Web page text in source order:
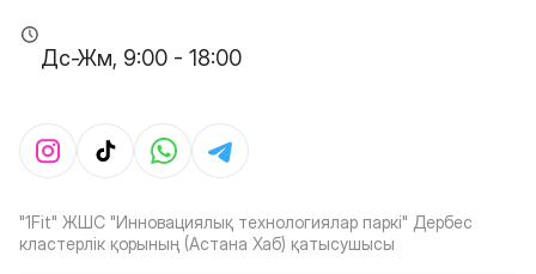
Дс-Жм, 9:00 - 18:00
"1Fit" ЖШС "Инновациялық технологиялар паркі" Дербес
кластерлік қорының (Астана Хаб) қатысушысы